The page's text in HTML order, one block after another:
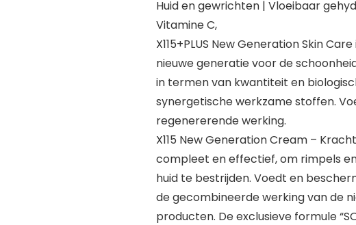
Huid en gewrichten | Vloeibaar
Vitamine C,
X115+PLUS New Generation Skin
nieuwe generatie voor de
in termen van kwantiteit en
synergetische werkzame stoffen.
regenererende werking.
X115 New Generation Cream –
compleet en effectief, om rimpels
huid te bestrijden. Voedt en
de gecombineerde werking van de
producten. De exclusieve formule